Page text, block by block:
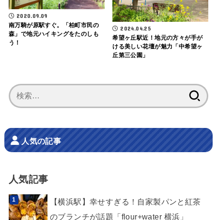
2020.09.09
南万騎が原駅すぐ。「柏町市民の
森」で地元ハイキングをたのしも
う！
2024.04.25
希望ヶ丘駅近！地元の方々が手が
ける美しい花壇が魅力「中希望ヶ
丘第三公園」
索:
人気の記事
人気記事
【横浜駅】幸せすぎる！自家製パンと紅茶
のブランチが話題「flour+water 横浜」